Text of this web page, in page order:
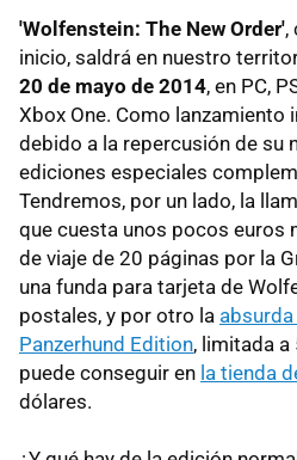
'Wolfenstein: The New Order',
inicio, saldrá en nuestro
20 de mayo de 2014, en PC,
Xbox One. Como lanzamiento
debido a la repercusión de su
ediciones especiales
Tendremos, por un lado, la
que cuesta unos pocos euros
de viaje de 20 páginas por la
una funda para tarjeta de
postales, y por otro la
Panzerhund Edition, limitada a
puede conseguir en la tienda
dólares.